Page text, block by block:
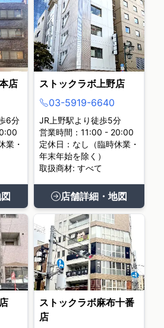
店
6分
業・
ストックラボ上野店
03-5919-6640
JR上野駅より徒歩5分
営業時間：11:00 - 20:00
定休日：なし（臨時休業・
年末年始を除く）
取扱商材: すべて
店舗詳細・地図
ストックラボ麻布十番
店